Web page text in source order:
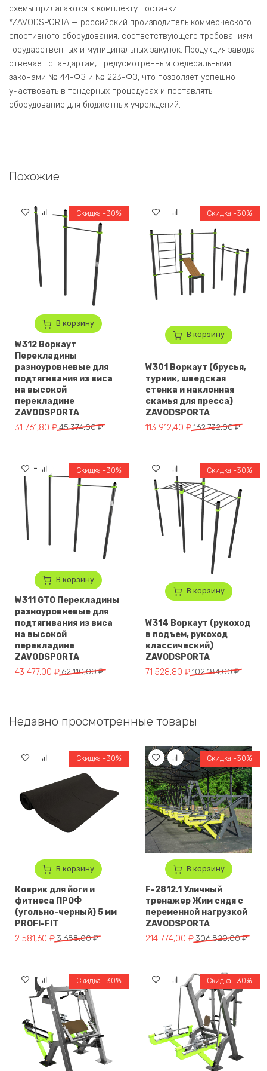
схемы прилагаются к комплекту поставки.
​*ZAVODSPORTA — российский производитель коммерческого
спортивного оборудования, соответствующего требованиям
государственных и муниципальных закупок. Продукция завода
отвечает стандартам, предусмотренным федеральными
законами № 44-ФЗ и № 223-ФЗ, что позволяет успешно
участвовать в тендерных процедурах и поставлять
оборудование для бюджетных учреждений.
Похожие
В корзину
Скидка -30%
W312 Воркаут
Перекладины
разноуровневые для
подтягивания из виса
на высокой
перекладине
ZAVODSPORTA
45 374,00₽
Первоначальная цена составляла 45 374,00 ₽.
31 761,80 ₽
Текущая цена: 31 761,80 ₽.
В корзину
Скидка -30%
W301 Воркаут (брусья,
турник, шведская
стенка и наклонная
скамья для пресса)
ZAVODSPORTA
162 732,00₽
Первоначальная цена
113 912,40 ₽
Текущая цена: 113 912,40 ₽.
В корзину
Скидка -30%
W311 GTO Перекладины
разноуровневые для
подтягивания из виса
на высокой
перекладине
ZAVODSPORTA
62 110,00₽
Первоначальная цена составляла 62 110,00 ₽.
43 477,00 ₽
Текущая цена: 43 477,00 ₽.
В корзину
Скидка -30%
W314 Воркаут (рукоход
в подъем, рукоход
классический)
ZAVODSPORTA
102 184,00₽
Первоначальная цена
71 528,80 ₽
Текущая цена: 71 528,80 ₽.
Недавно просмотренные товары
В корзину
Скидка -30%
Коврик для йоги и
фитнеса ПРОФ
(угольно-черный) 5 мм
PROFI-FIT
3 688,00₽
Первоначальная цена составляла 3 688,00 ₽.
2 581,60 ₽
Текущая цена: 2 581,60 ₽.
В корзину
Скидка -30%
F-2812.1 Уличный
тренажер Жим сидя с
переменной нагрузкой
ZAVODSPORTA
306 820,00₽
Первоначальная цена
214 774,00 ₽
Текущая цена: 214 774,00 ₽.
Скидка -30% Скидка -30%